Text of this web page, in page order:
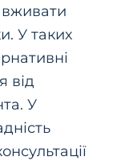
У таких
від
У